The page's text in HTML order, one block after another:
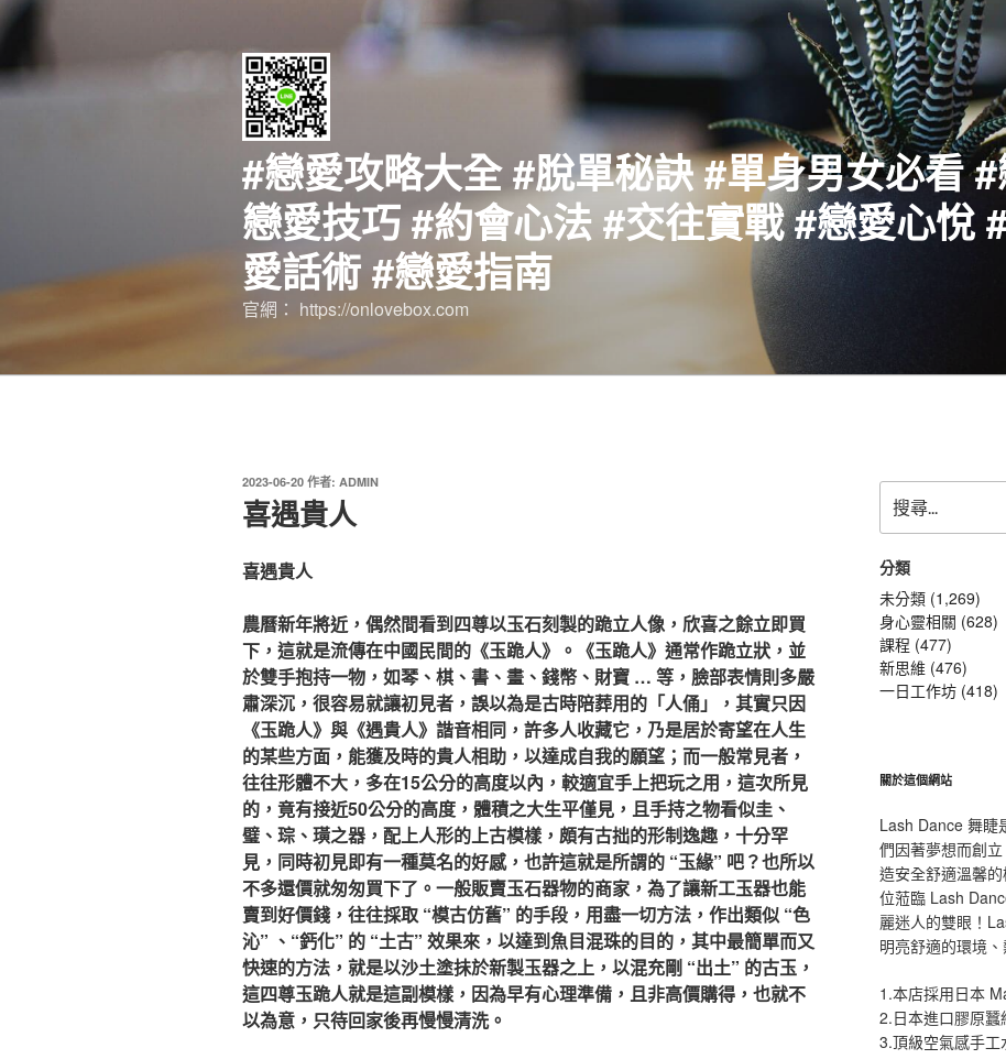
跳
至
主
要
#戀愛攻略大全 #脫單秘訣 #單身男女必看
戀愛技巧 #約會心法 #交往實戰 #戀愛心悅
愛話術 #戀愛指南
官網： https://onlovebox.com
發
佈
於
2023-06-20 作者: ADMIN
喜遇貴人
喜遇貴人
農曆新年將近，偶然間看到四尊以玉石刻製的跪立人像，欣喜之餘立即買
下，這就是流傳在中國民間的《玉跪人》。《玉跪人》通常作跪立狀，並
於雙手抱持一物，如琴、棋、書、畫、錢幣、財寶 … 等，臉部表情則多嚴
肅深沉，很容易就讓初見者，誤以為是古時陪葬用的「人俑」，其實只因
《玉跪人》與《遇貴人》諧音相同，許多人收藏它，乃是居於寄望在人生
的某些方面，能獲及時的貴人相助，以達成自我的願望；而一般常見者，
往往形體不大，多在15公分的高度以內，較適宜手上把玩之用，這次所見
的，竟有接近50公分的高度，體積之大生平僅見，且手持之物看似圭、
璧、琮、璜之器，配上人形的上古模樣，頗有古拙的形制逸趣，十分罕
見，同時初見即有一種莫名的好感，也許這就是所謂的 “玉緣” 吧？也所以
不多還價就匆匆買下了。一般販賣玉石器物的商家，為了讓新工玉器也能
賣到好價錢，往往採取 “模古仿舊” 的手段，用盡一切方法，作出類似 “色
沁” 、“鈣化” 的 “土古” 效果來，以達到魚目混珠的目的，其中最簡單而又
快速的方法，就是以沙土塗抺於新製玉器之上，以混充剛 “出土” 的古玉，
這四尊玉跪人就是這副模樣，因為早有心理準備，且非高價購得，也就不
以為意，只待回家後再慢慢清洗。
尋
關
鍵
字:
分類
未分類 (1,269)
身心靈相關 (628)
課程 (477)
新思維 (476)
一日工作坊 (418)
關於這個網站
Lash Dance 舞睫
們因著夢想而創
造安全舒適溫馨
位蒞臨 Lash
麗迷人的雙眼！
明亮舒適的環境
1.本店採用日本
2.日本進口膠原蠶
3.頂級空氣感手工